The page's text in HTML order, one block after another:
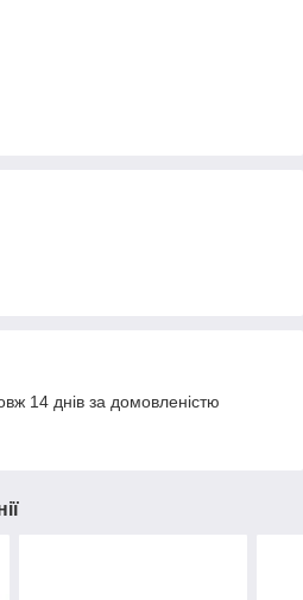
14 днів за домовленістю